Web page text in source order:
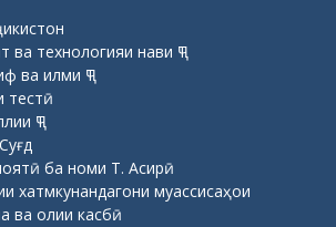
ва технологияи нави ҶТ
ва илми ҶТ
тестӣ
ҶТ
ба номи Т. Асирӣ
хатмкунандагони муассисаҳои
ва олии касбӣ